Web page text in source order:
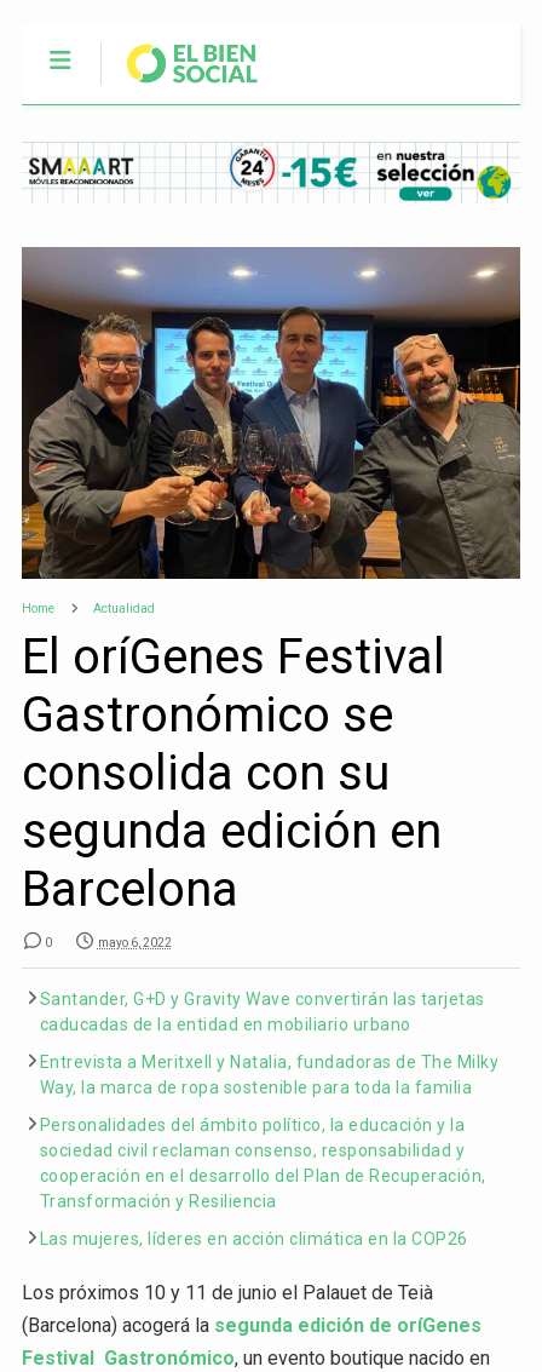
Home Actualidad
El oríGenes Festival
Gastronómico se
consolida con su
segunda edición en
Barcelona
0 mayo 6, 2022
Santander, G+D y Gravity Wave convertirán las tarjetas
caducadas de la entidad en mobiliario urbano
Entrevista a Meritxell y Natalia, fundadoras de The Milky
Way, la marca de ropa sostenible para toda la familia
Personalidades del ámbito político, la educación y la
sociedad civil reclaman consenso, responsabilidad y
cooperación en el desarrollo del Plan de Recuperación,
Transformación y Resiliencia
Las mujeres, líderes en acción climática en la COP26
Los próximos 10 y 11 de junio el Palauet de Teià
(Barcelona) acogerá la segunda edición de oríGenes
Festival Gastronómico, un evento boutique nacido en